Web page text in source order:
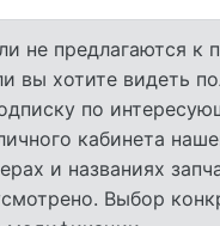
не предлагаются
хотите видеть
по
кабинета
и названиях
Выбор